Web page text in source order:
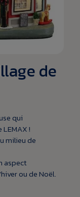
de
qui
!
milieu de
aspect
ou de Noël.